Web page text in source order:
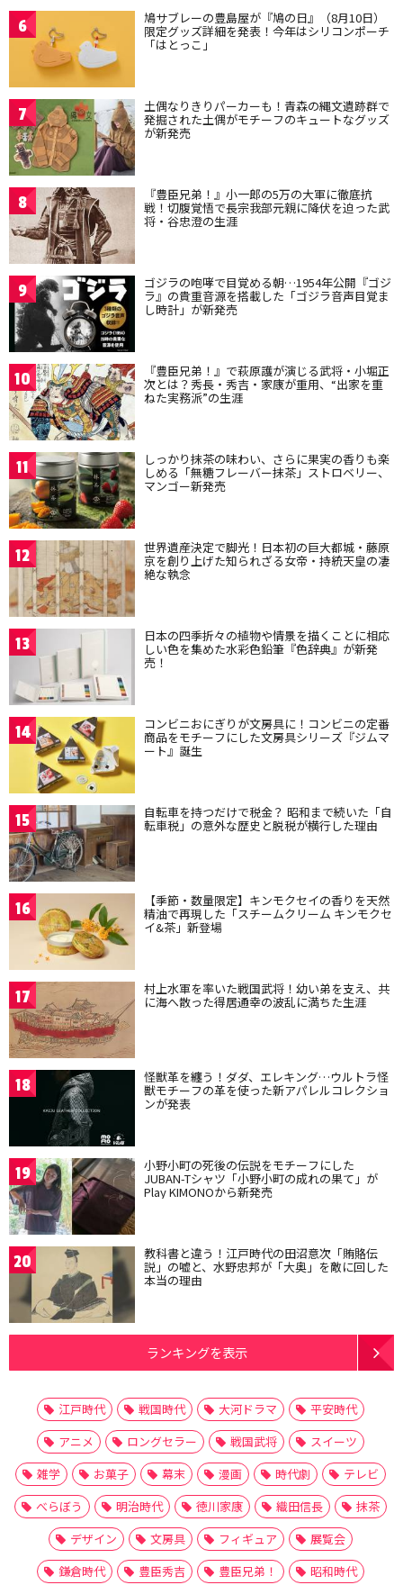
6 鳩サブレーの豊島屋が『鳩の日』（8月10日）
限定グッズ詳細を発表！今年はシリコンポーチ
「はとっこ」
7 土偶なりきりパーカーも！青森の縄文遺跡群で
発掘された土偶がモチーフのキュートなグッズ
が新発売
8 『豊臣兄弟！』小一郎の5万の大軍に徹底抗
戦！切腹覚悟で長宗我部元親に降伏を迫った武
将・谷忠澄の生涯
9 ゴジラの咆哮で目覚める朝…1954年公開『ゴジ
ラ』の貴重音源を搭載した「ゴジラ音声目覚ま
し時計」が新発売
10 『豊臣兄弟！』で萩原護が演じる武将・小堀正
次とは？秀長・秀吉・家康が重用、“出家を重
ねた実務派”の生涯
11 しっかり抹茶の味わい、さらに果実の香りも楽
しめる「無糖フレーバー抹茶」ストロベリー、
マンゴー新発売
12 世界遺産決定で脚光！日本初の巨大都城・藤原
京を創り上げた知られざる女帝・持統天皇の凄
絶な執念
13 日本の四季折々の植物や情景を描くことに相応
しい色を集めた水彩色鉛筆『色辞典』が新発
売！
14 コンビニおにぎりが文房具に！コンビニの定番
商品をモチーフにした文房具シリーズ『ジムマ
ート』誕生
15 自転車を持つだけで税金？ 昭和まで続いた「自
転車税」の意外な歴史と脱税が横行した理由
16 【季節・数量限定】キンモクセイの香りを天然
精油で再現した「スチームクリーム キンモクセ
イ&茶」新登場
17 村上水軍を率いた戦国武将！幼い弟を支え、共
に海へ散った得居通幸の波乱に満ちた生涯
18 怪獣革を纏う！ダダ、エレキング…ウルトラ怪
獣モチーフの革を使った新アパレルコレクショ
ンが発表
19 小野小町の死後の伝説をモチーフにした
JUBAN-Tシャツ「小野小町の成れの果て」が
Play KIMONOから新発売
20 教科書と違う！江戸時代の田沼意次「賄賂伝
説」の嘘と、水野忠邦が「大奥」を敵に回した
本当の理由
ランキングを表示
江戸時代 戦国時代 大河ドラマ
平安時代
アニメ
ロングセラー 戦国武将
スイーツ
雑学
お菓子 幕末 漫画 時代劇
テレビ
べらぼう
明治時代 徳川家康 織田信長
抹茶
デザイン
文房具 フィギュア
展覧会
鎌倉時代
豊臣秀吉 豊臣兄弟！
昭和時代